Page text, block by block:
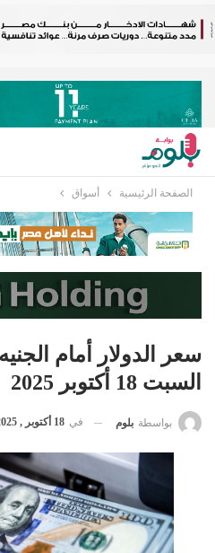
الصفحة الرئيسية أسواق
سعر الدولار أمام
السبت 18 أكتوبر 2025
بواسطة بلوم في 18 أكتوبر , 2025 - 8:57 ص